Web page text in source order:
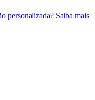
personalizada? Saiba mais